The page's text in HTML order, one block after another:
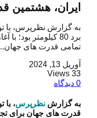
ایران، هشتمین
به گزارش نظرپرس، با
برد 80 کیلومتر
تمامی قدرت های
آوریل 13, 2024
33 Views
0 دیدگاه
به گزارش نظرپرس
قدرت های جهان برای